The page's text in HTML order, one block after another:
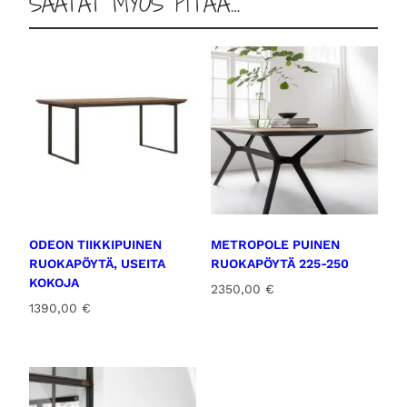
ODEON TIIKKIPUINEN
RUOKAPÖYTÄ, USEITA
KOKOJA
1390,00 €
METROPOLE PUINEN
RUOKAPÖYTÄ 225-250
2350,00 €